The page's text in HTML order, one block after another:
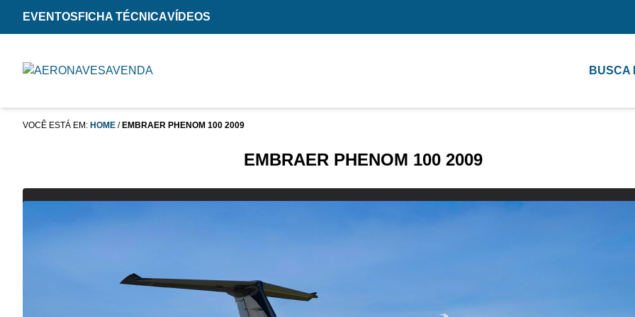
EVENTOS FICHA TÉCNICAVÍDEOS
BUSCA
VOCÊ ESTÁ EM: HOME / EMBRAER PHENOM 100 2009
EMBRAER PHENOM 100 2009